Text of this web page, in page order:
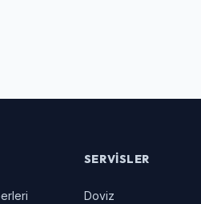
SERVISLER
Doviz